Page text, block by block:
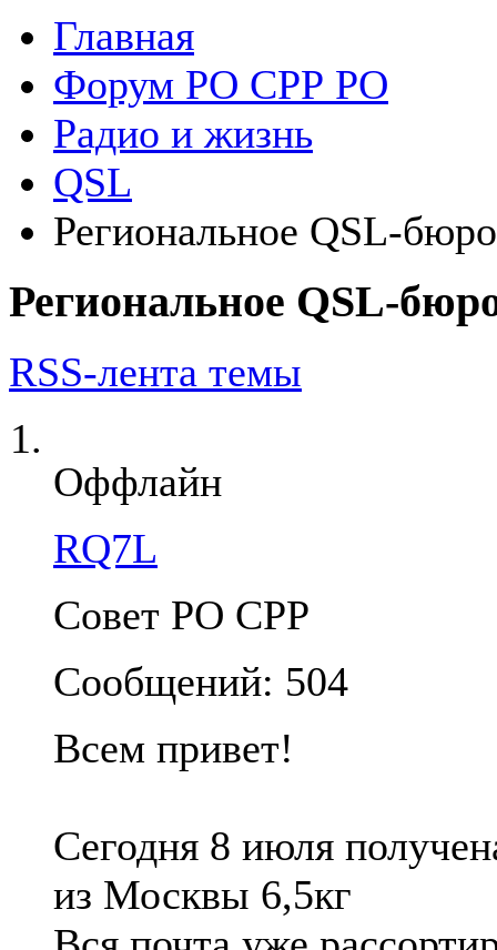
Главная
Форум РО СРР РО
Радио и жизнь
QSL
Региональное QSL-
Региональное QSL-
RSS-лента темы
Оффлайн
RQ7L
Совет РО СРР
Сообщений: 504
Всем привет!
Сегодня 8 июля
из Москвы 6,5кг